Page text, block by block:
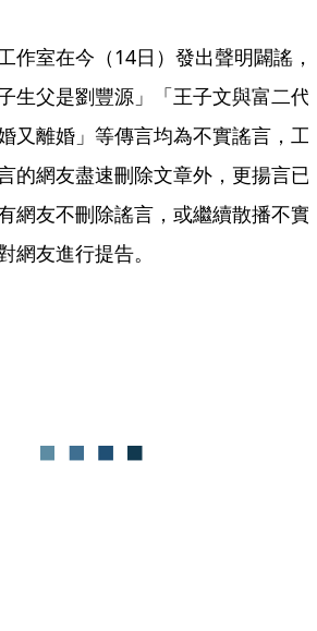
作室在今（14日）發出聲明闢謠，
生父是劉豐源」「王子文與富二代
又離婚」等傳言均為不實謠言，工
的網友盡速刪除文章外，更揚言已
網友不刪除謠言，或繼續散播不實
網友進行提告。